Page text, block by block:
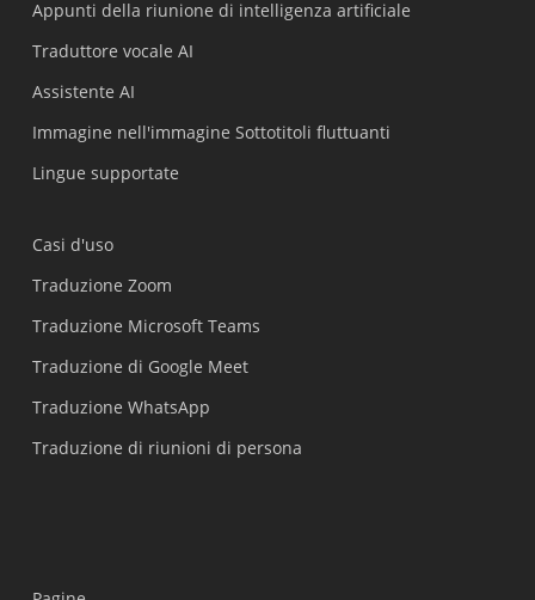
Appunti della riunione di intelligenza artificiale
Traduttore vocale AI
Assistente AI
Immagine nell'immagine Sottotitoli fluttuanti
Lingue supportate
Casi d'uso
Traduzione Zoom
Traduzione Microsoft Teams
Traduzione di Google Meet
Traduzione WhatsApp
Traduzione di riunioni di persona